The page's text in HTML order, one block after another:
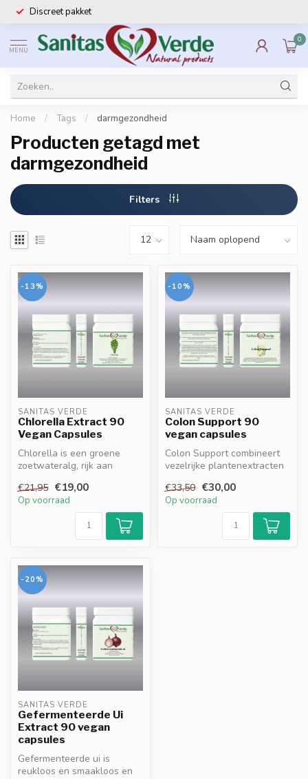
Discreet pakket
MENU
0
Home / Tags / darmgezondheid
Producten getagd met
darmgezondheid
Filters
-13%
SANITAS VERDE
Chlorella Extract 90
Vegan Capsules
Chlorella is een groene
zoetwateralg, rijk aan
vitaminen en...
€21,95 €19,00
Op voorraad
-10%
SANITAS VERDE
Colon Support 90
vegan capsules
Colon Support combineert
vezelrijke plantenextracten
€33,50 €30,00
Op voorraad
-20%
SANITAS VERDE
Gefermenteerde Ui
Extract 90 vegan
capsules
Gefermenteerde ui is
reukloos en smaakloos en